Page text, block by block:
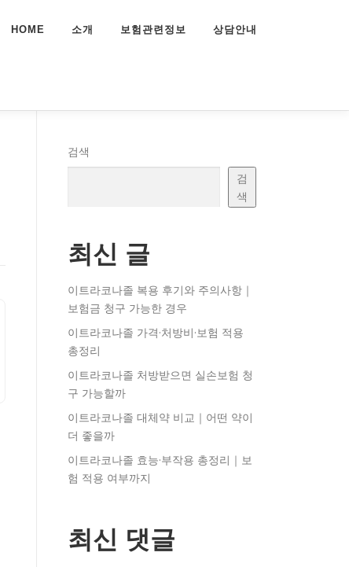
HOME 소개 보험관련정보 상담안내
검색
검
색
최신 글
이트라코나졸 복용 후기와 주의사항｜
보험금 청구 가능한 경우
이트라코나졸 가격·처방비·보험 적용
총정리
이트라코나졸 처방받으면 실손보험 청
구 가능할까
이트라코나졸 대체약 비교｜어떤 약이
더 좋을까
이트라코나졸 효능·부작용 총정리｜보
험 적용 여부까지
최신 댓글